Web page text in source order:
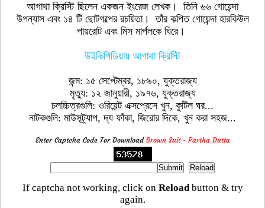
আগাথা ক্রিস্টি ছিলেন একজন ইংরেজ লেখক। তিনি ৬৬ গোয়েন্দা
উপন্যাস এবং ১৪ টি ছোটগল্পের রচয়িতা। তাঁর কল্পিত গোয়েন্দা হারকিউল
পায়রোট এবং মিস মার্পলকে ঘিরে।
উইকিপিডিয়ায় আগাথা ক্রিস্টি
জন্ম: ১৫ সেপ্টেম্বর, ১৮৯০, যুক্তরাজ্য
মৃত্যু: ১২ জানুয়ারী, ১৯৭৬, যুক্তরাজ্য
চলচ্চিত্রগুলি: ওরিয়েন্ট এক্সপ্রেসে খুন, কুটিল ঘর...
নাটকগুলি: মাউসট্র্যাপ, দ্য ফাঁকা, জিরোর দিকে, খুন করা সহজ...
Enter Captcha Code For Download Brown Suit - Partha Dutta
If captcha not working, click on Reloadbutton & try
again.